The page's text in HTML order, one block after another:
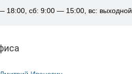
18:00, сб: 9:00 — 15:00, вс: выходной